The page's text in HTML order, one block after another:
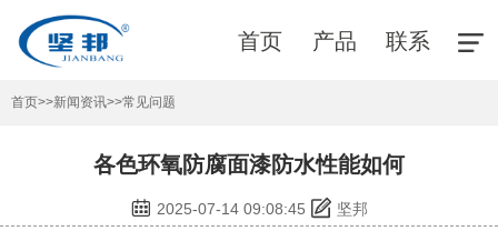
首页 产品 联系
首页>>新闻资讯>>常见问题
各色环氧防腐面漆防水性能如何
2025-07-14 09:08:45 坚邦